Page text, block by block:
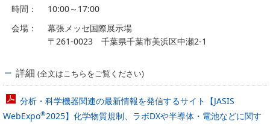
時間：
10:00～17:00
会場：
幕張メッセ国際展示場
〒261-0023 千葉県千葉市美浜区中瀬2-1
詳細 (全文はこちらをご覧ください)
分析・科学機器関連の最新情報を発信するサイト【JASIS
WebExpo®2025】化学物質規制、ラボDXや半導体・電池などに関す